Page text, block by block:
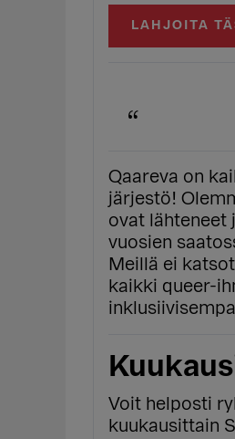
LAHJOITA
Qaareva on
järjestö!
ovat lähteneet
vuosien
Meillä ei
kaikki queer-
Voit helposti
kuukausittain